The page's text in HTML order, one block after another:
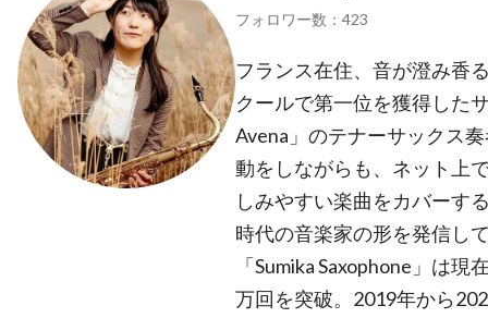
フォロワー数：423
フランス在住、音が澄み香
クールで第一位を獲得した
Avena」のテナーサックス
動をしながらも、ネット上
しみやすい楽曲をカバーす
時代の音楽家の形を発信し
「Sumika Saxophone」は
万回を突破。2019年から